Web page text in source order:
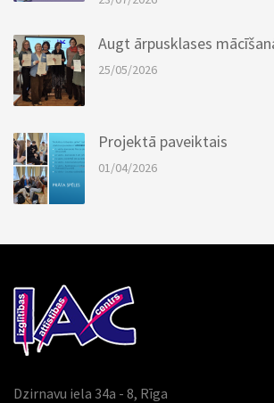
Augt ārpusklases
25/05/2026
Projektā paveiktais
01/04/2026
Dzirnavu iela 34a - 8, Rīga